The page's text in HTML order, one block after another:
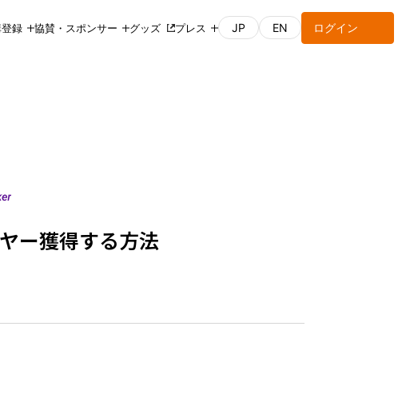
録 協賛・スポンサー グッズ プレス JP EN ログイン
ー獲得する方法